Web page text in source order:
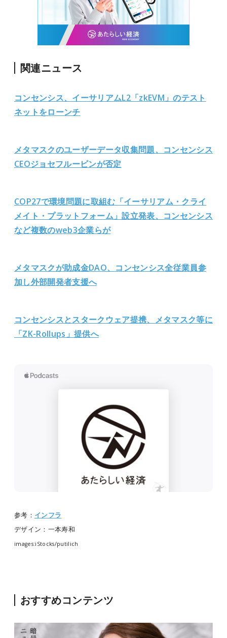
関連ニュース
コンセンシス、イーサリアムL2「zkEVM」のテスト
ネットをローンチ
メタマスクのユーザーデータ収集問題、コンセンシス
CEOジョセフルービンが否定
COP27で環境問題に取組む「イーサリアム・クライ
メイト・プラットフォーム」設立発表、コンセンシス
など複数のweb3企業らが
メタマスクが助成金DAO、コンセンシス全従業員参
加し外部開発者支援へ
コンセンシスとスタークウェア提携、メタマスク等に
「ZK-Rollups」提供へ
参考： インフラ
デザイン：一本寿和
images:iStocks/putilich
おすすめコンテンツ